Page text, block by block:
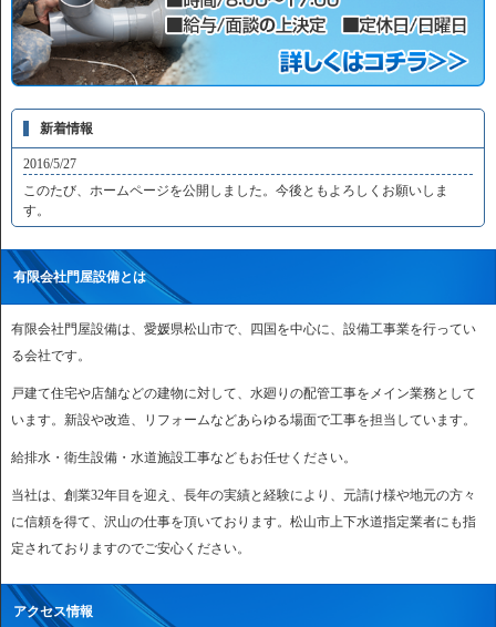
新着情報
2016/5/27
このたび、ホームページを公開しました。今後ともよろしくお願いしま
す。
有限会社門屋設備とは
有限会社門屋設備は、愛媛県松山市で、四国を中心に、設備工事業を行ってい
る会社です。
戸建て住宅や店舗などの建物に対して、水廻りの配管工事をメイン業務として
います。新設や改造、リフォームなどあらゆる場面で工事を担当しています。
給排水・衛生設備・水道施設工事などもお任せください。
当社は、創業32年目を迎え、長年の実績と経験により、元請け様や地元の方々
に信頼を得て、沢山の仕事を頂いております。松山市上下水道指定業者にも指
定されておりますのでご安心ください。
アクセス情報